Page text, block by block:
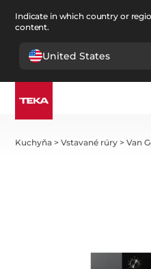
Indicate in which country or
content.
United States
Kuchyňa >Vstavané rúry >Van